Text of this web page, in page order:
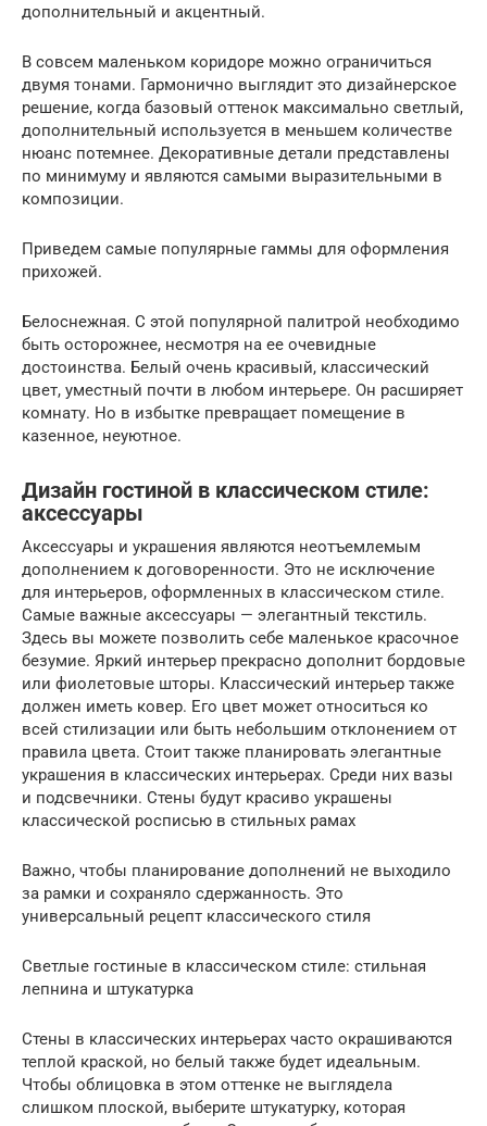
дополнительный и акцентный.
В совсем маленьком коридоре можно ограничиться
двумя тонами. Гармонично выглядит это дизайнерское
решение, когда базовый оттенок максимально светлый,
дополнительный используется в меньшем количестве
нюанс потемнее. Декоративные детали представлены
по минимуму и являются самыми выразительными в
композиции.
Приведем самые популярные гаммы для оформления
прихожей.
Белоснежная. С этой популярной палитрой необходимо
быть осторожнее, несмотря на ее очевидные
достоинства. Белый очень красивый, классический
цвет, уместный почти в любом интерьере. Он расширяет
комнату. Но в избытке превращает помещение в
казенное, неуютное.
Дизайн гостиной в классическом стиле:
аксессуары
Аксессуары и украшения являются неотъемлемым
дополнением к договоренности. Это не исключение
для интерьеров, оформленных в классическом стиле.
Самые важные аксессуары — элегантный текстиль.
Здесь вы можете позволить себе маленькое красочное
безумие. Яркий интерьер прекрасно дополнит бордовые
или фиолетовые шторы. Классический интерьер также
должен иметь ковер. Его цвет может относиться ко
всей стилизации или быть небольшим отклонением от
правила цвета. Стоит также планировать элегантные
украшения в классических интерьерах. Среди них вазы
и подсвечники. Стены будут красиво украшены
классической росписью в стильных рамах
Важно, чтобы планирование дополнений не выходило
за рамки и сохраняло сдержанность. Это
универсальный рецепт классического стиля
Светлые гостиные в классическом стиле: стильная
лепнина и штукатурка
Стены в классических интерьерах часто окрашиваются
теплой краской, но белый также будет идеальным.
Чтобы облицовка в этом оттенке не выглядела
слишком плоской, выберите штукатурку, которая